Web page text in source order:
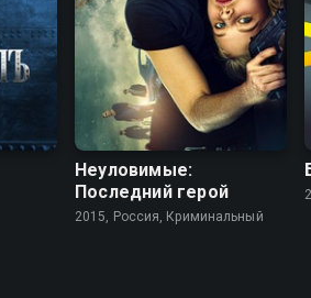
Неуловимые:
Последний герой
2015, Россия, Криминальный